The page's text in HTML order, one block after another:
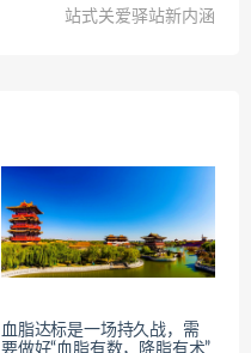
站式关爱驿站新内涵
血脂达标是一场持久战，需